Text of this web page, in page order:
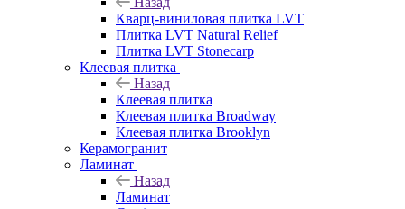
Кварц-виниловая плитка LVT
Плитка LVT Natural Relief
Плитка LVT Stonecarp
Клеевая плитка
Назад
Клеевая плитка
Клеевая плитка Broadway
Клеевая плитка Brooklyn
Керамогранит
Ламинат
Назад
Ламинат